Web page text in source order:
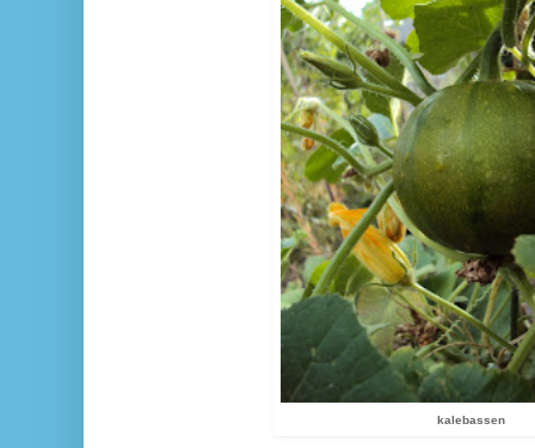
kalebassen